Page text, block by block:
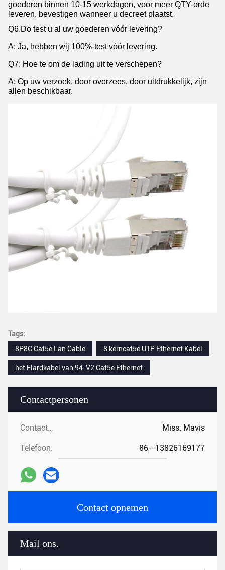
Contactpersonen
Contactpersonen: Miss. Mavis
Telefoon: 86--13826169177
Contact opnemen
Mail ons.
goederen binnen 10-15 werkdagen, voor meer QTY-orde
leveren, bevestigen wanneer u decreet plaatst.
Q6.Do test u al uw goederen vóór levering?
A: Ja, hebben wij 100%-test vóór levering.
Q7: Hoe te om de lading uit te verschepen?
A: Op uw verzoek, door overzees, door uitdrukkelijk, zijn
allen beschikbaar.
Tags:
8P8C Cat5e Lan Cable
8 kerncat5e UTP Ethernet Kabel
het Flardkabel van 94-V2 Cat5e Ethernet